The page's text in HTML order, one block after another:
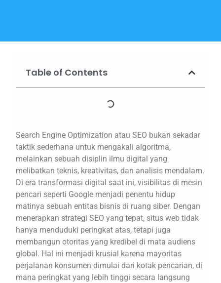
Table of Contents
Search Engine Optimization atau SEO bukan sekadar
taktik sederhana untuk mengakali algoritma,
melainkan sebuah disiplin ilmu digital yang
melibatkan teknis, kreativitas, dan analisis mendalam.
Di era transformasi digital saat ini, visibilitas di mesin
pencari seperti Google menjadi penentu hidup
matinya sebuah entitas bisnis di ruang siber. Dengan
menerapkan strategi SEO yang tepat, situs web tidak
hanya menduduki peringkat atas, tetapi juga
membangun otoritas yang kredibel di mata audiens
global. Hal ini menjadi krusial karena mayoritas
perjalanan konsumen dimulai dari kotak pencarian, di
mana peringkat yang lebih tinggi secara langsung